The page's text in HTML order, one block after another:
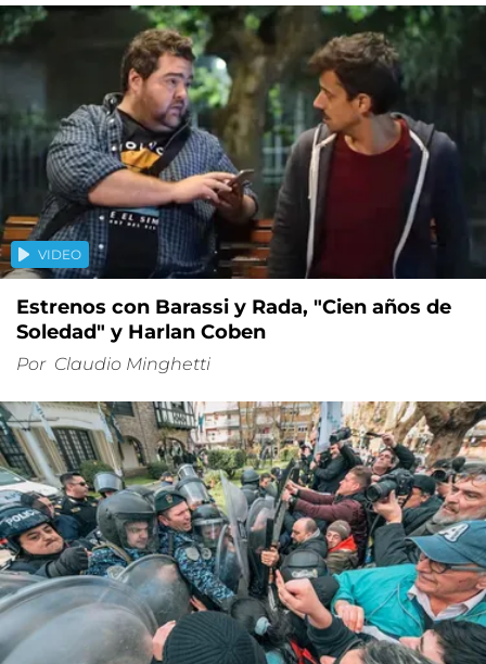
VIDEO
Estrenos con Barassi y Rada, "Cien años de
Soledad" y Harlan Coben
Por Claudio Minghetti